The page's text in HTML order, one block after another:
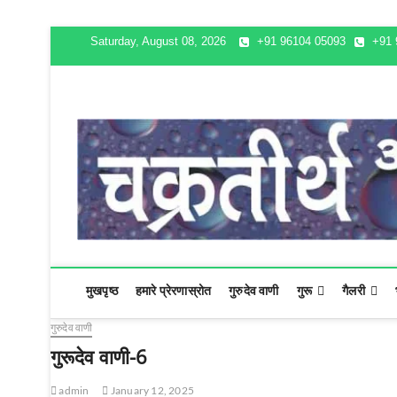
Saturday, August 08, 2026 +91 96104 05093 +91
चक्रतीर्थ
मुखपृष्ठ हमारे प्रेरणास्रोत गुरुदेव वाणी गुरू गैलरी
गुरुदेव वाणी
गुरूदेव वाणी-6
admin January 12, 2025